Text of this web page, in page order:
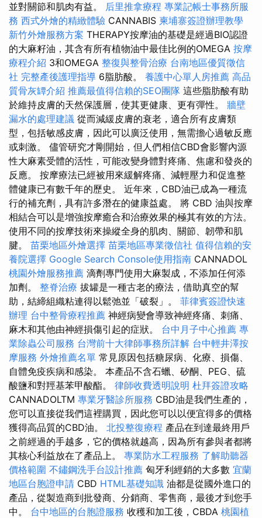
並對關節和肌肉有益。 后里推拿療程 專業記帳士事務所服
務 西式外燴的精緻體驗 CANNABIS 柬埔寨簽證辦理教學
新竹外燴服務方案 THERAPY按摩油的基礎是經過BIO認證
的大麻籽油，其含有所有植物油中最佳比例的OMEGA 按摩
療程介紹 3和OMEGA 整復與整骨治療 台南地區優質徵信
社 完整產後護理指導 6脂肪酸。 養護中心單人房推薦 高品
質骨灰罈介紹 推薦最值得信賴的SEO團隊 這些脂肪酸有助
於維持皮膚的天然保護層，使其更健康、更有彈性。 牆壁
漏水的處理建議 從而減緩皮膚的衰老，適合所有皮膚類
型，包括敏感皮膚，因此可以廣泛使用，無需擔心過敏反應
或刺激。 儘管研究才剛開始，但人們相信CBD會影響內源
性大麻素受體的活性，可能改變身體對疼痛、焦慮和發炎的
反應。 按摩療法已經被用來緩解疼痛、減輕壓力和促進整
體健康已有數千年的歷史。 近年來，CBD油已成為一種流
行的補充劑，具有許多潛在的健康益處。 將 CBD 油與按摩
相結合可以是增強按摩癒合和治療效果的極其有效的方法。
使用不同的按摩技術來操縱全身的肌肉、關節、韌帶和肌
腱。 苗栗地區外燴選擇 苗栗地區專業徵信社 值得信賴的安
養院選擇 Google Search Console使用指南 CANNADOL
桃園外燴服務推薦 滴劑專門使用大麻製成，不添加任何添
加劑。 整脊治療 拔罐是一種古老的療法，借助真空的幫
助，結締組織粘連得以鬆弛並「破裂」。 菲律賓簽證快速
辦理 台中整骨療程推薦 神經病變會導致神經疼痛、刺痛、
麻木和其他由神經損傷引起的症狀。 台中月子中心推薦 專
業除蟲公司服務 台灣前十大律師事務所詳解 台中輕井澤按
摩服務 外燴推薦名單 常見原因包括糖尿病、化療、損傷、
自體免疫疾病和感染。 本產品不含石蠟、矽酮、PEG、硫
酸鹽和對羥基苯甲酸酯。 律師收費透明說明 杜拜簽證攻略
CANNADOLTM 專業牙醫診所服務 CBD油是我們生產的，
您可以直接從我們這裡購買，因此您可以以便宜得多的價格
獲得高品質的CBD油。 北投整復療程 產品在到達最終用戶
之前經過的手越多，它的價格就越高，因為所有參與者都將
其核心利益放在了產品上。 專業防水工程服務 了解助聽器
價格範圍 不鏽鋼洗手台設計推薦 匈牙利經銷的大多數 宜蘭
地區台胞證申請 CBD HTML基礎知識 油都是從國外進口的
產品，從製造商到批發商、分銷商、零售商，最後才到您手
中。 台中地區的台胞證服務 收穫和加工後，CBDA 桃園植